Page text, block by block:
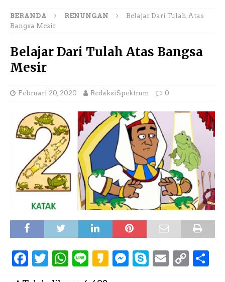
BERANDA RENUNGAN
Belajar Dari Tulah Atas
Bangsa Mesir
Belajar Dari Tulah Atas Bangsa
Mesir
Februari 20, 2020 RedaksiSpektrum 0
F
T
W L
K M S
E
C